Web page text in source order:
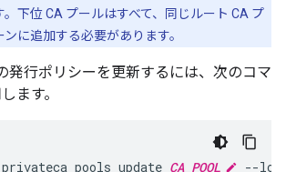
下位 CA プールはすべて、同じルート CA プ
に追加する必要があります。
発行ポリシーを更新するには、次のコマ
ます。
pools update CA_POOL --